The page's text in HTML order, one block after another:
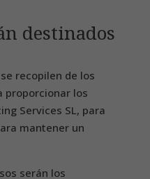
destinados
recopilen de los
proporcionar los
Services SL, para
mantener un
serán los